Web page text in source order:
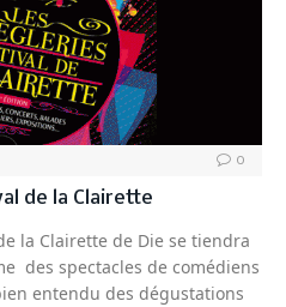
0
de la Clairette
la Clairette de Die se tiendra
des spectacles de comédiens
entendu des dégustations